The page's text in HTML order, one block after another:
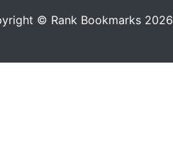
© Rank Bookmarks 2026